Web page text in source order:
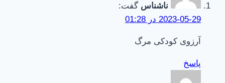
ناشناس گفت:
2023-05-29 در 01:28
آرزوی کودکی مرگ
پاسخ